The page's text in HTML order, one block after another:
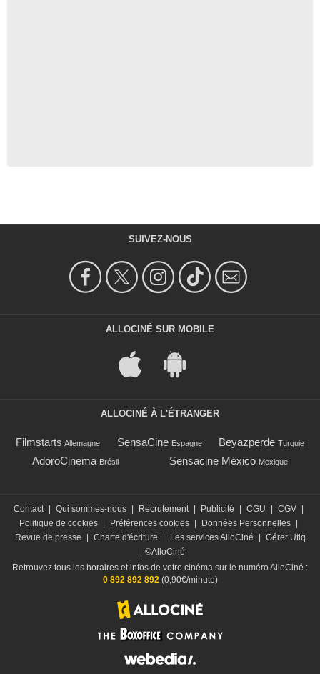
SUIVEZ-NOUS
ALLOCINÉ SUR MOBILE
ALLOCINÉ À L'ÉTRANGER
Filmstarts Allemagne SensaCine Espagne Beyazperde Turquie
AdoroCinema Brésil Sensacine México Mexique
Contact | Qui sommes-nous | Recrutement | Publicité | CGU | CGV |
Politique de cookies | Préférences cookies | Données Personnelles |
Revue de presse
| Charte d'écriture | Les services AlloCiné | Gérer Utiq
| ©AlloCiné
Retrouvez tous les horaires et infos de votre cinéma sur le numéro AlloCiné :
0 892 892 892 (0,90€/minute)